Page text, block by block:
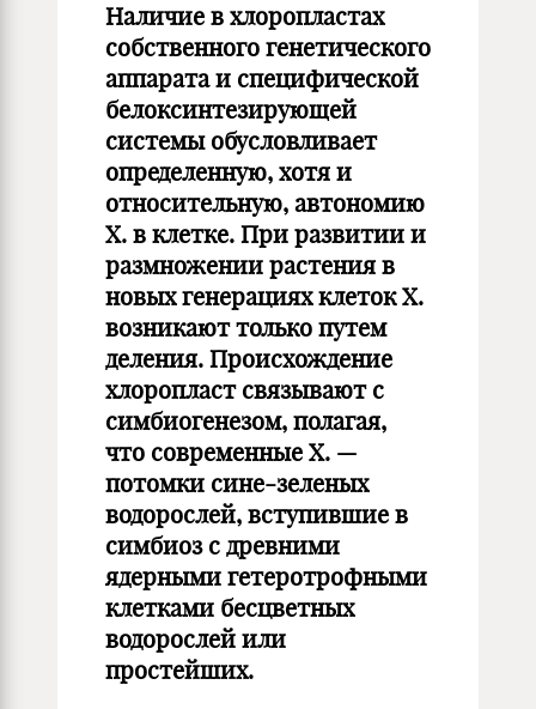
Наличие в хлоропластах
собственного генетического
аппарата и специфической
белоксинтезирующей
системы обусловливает
определенную, хотя и
относительную, автономию
Х. в клетке. При развитии и
размножении растения в
новых генерациях клеток Х.
возникают только путем
деления. Происхождение
хлоропласт связывают с
симбиогенезом, полагая,
что современные Х. —
потомки сине-зеленых
водорослей, вступившие в
симбиоз с древними
ядерными гетеротрофными
клетками бесцветных
водорослей или
простейших.